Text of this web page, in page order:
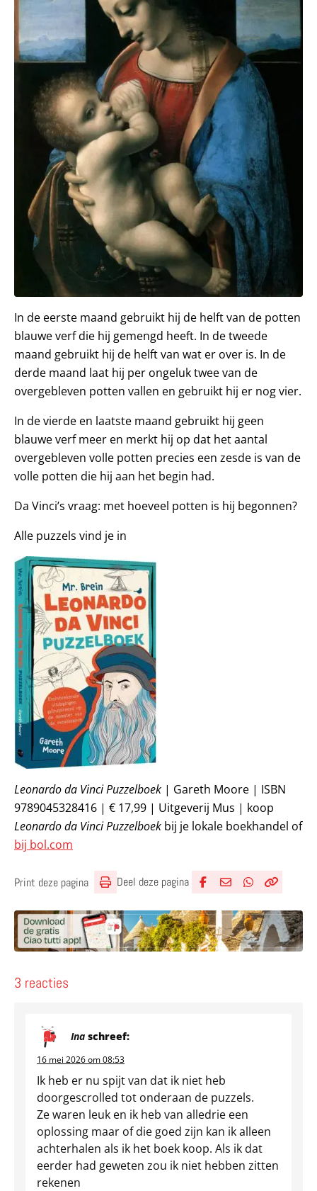
In de eerste maand gebruikt hij de helft van de potten
blauwe verf die hij gemengd heeft. In de tweede
maand gebruikt hij de helft van wat er over is. In de
derde maand laat hij per ongeluk twee van de
overgebleven potten vallen en gebruikt hij er nog vier.
In de vierde en laatste maand gebruikt hij geen
blauwe verf meer en merkt hij op dat het aantal
overgebleven volle potten precies een zesde is van de
volle potten die hij aan het begin had.
Da Vinci’s vraag: met hoeveel potten is hij begonnen?
Alle puzzels vind je in
Leonardo da Vinci Puzzelboek | Gareth Moore | ISBN
9789045328416 | € 17,99 | Uitgeverij Mus | koop
Leonardo da Vinci Puzzelboek bij je lokale boekhandel of
bij bol.com
Print deze pagina Deel deze pagina
3 reacties
Ina schreef:
16 mei 2026 om 08:53
Ik heb er nu spijt van dat ik niet heb
doorgescrolled tot onderaan de puzzels.
Ze waren leuk en ik heb van alledrie een
oplossing maar of die goed zijn kan ik alleen
achterhalen als ik het boek koop. Als ik dat
eerder had geweten zou ik niet hebben zitten
rekenen